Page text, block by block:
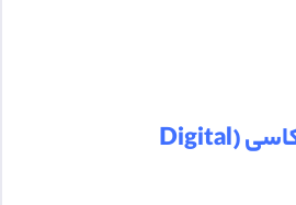
سرفصل آموزش عکاسی (Digital